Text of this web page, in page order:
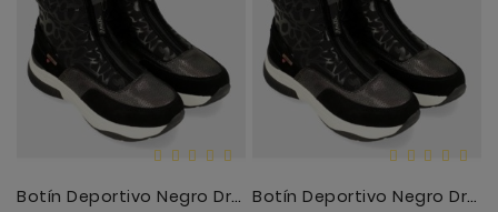
Botín Deportivo Negro Dressy Talla 38 Botín Deportivo Negro Dressy Talla 39